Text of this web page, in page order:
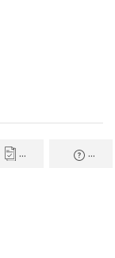
แบบสอบถาม คำถา